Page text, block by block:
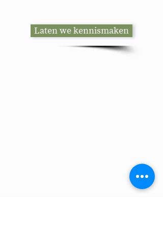
Laten we kennismaken